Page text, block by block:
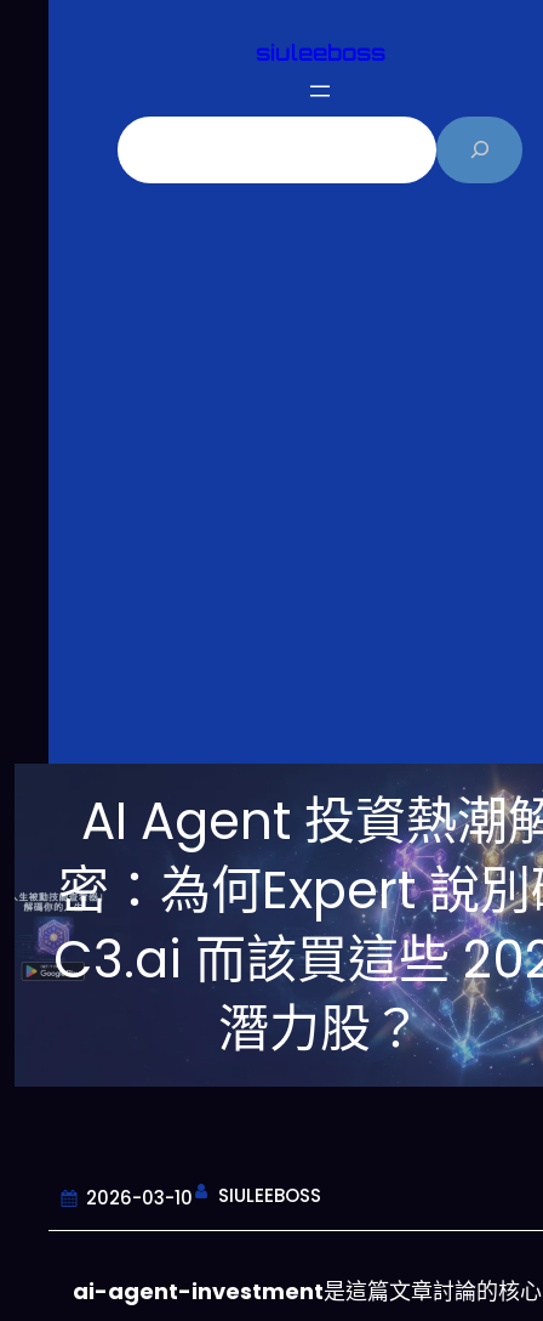
siuleeboss
AI Agent 投資熱潮
密：為何Expert 說
C3.ai 而該買這些
潛力股？
2026-03-10 SIULEEBOSS
ai-agent-investment是這篇文章討論的核心